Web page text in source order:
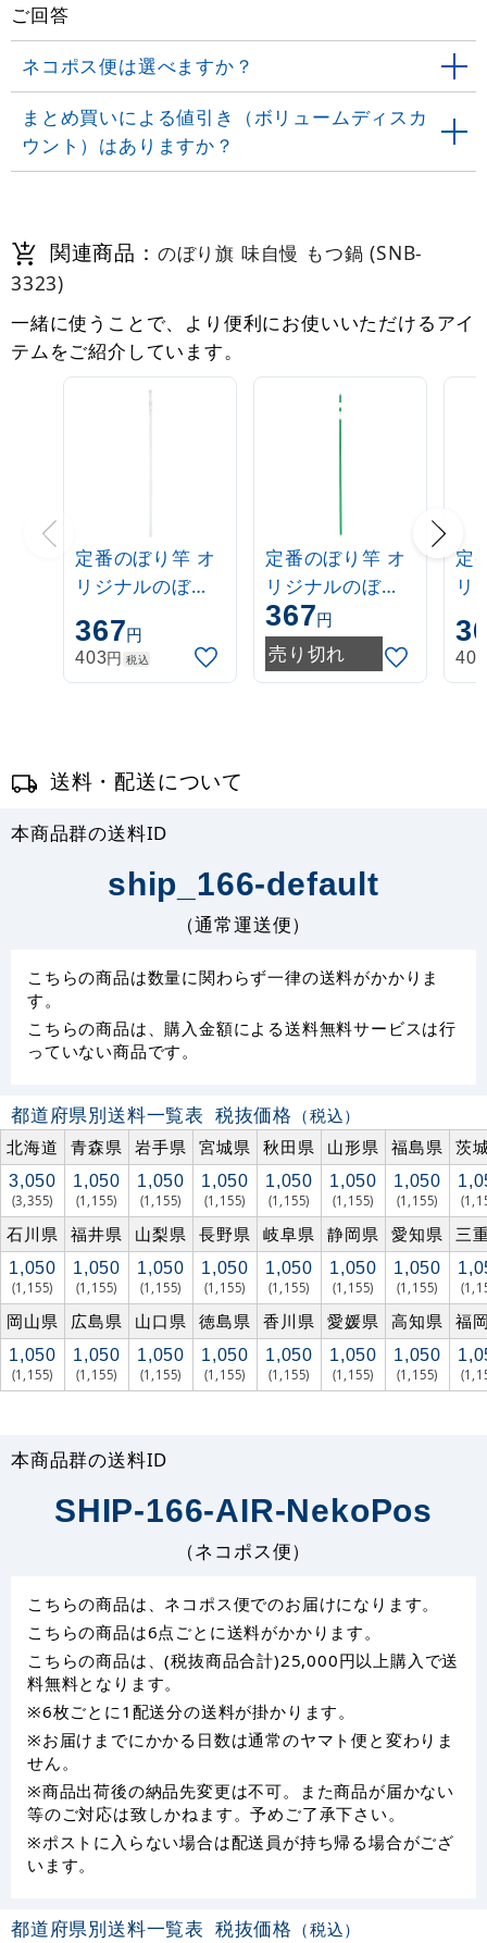
ご回答
ネコポス便は選べますか？
まとめ買いによる値引き（ボリュームディスカ
ウント）はありますか？
関連商品： のぼり旗 味自慢 もつ鍋 (SNB-
3323)
一緒に使うことで、より便利にお使いいただけるアイ
テムをご紹介しています。
定番のぼり竿 オ
リジナルのぼり
ポール 1.6～3m
伸縮式 白
(30537***)
367円
403円 税込
定番のぼり竿 オ
リジナルのぼり
ポール 1.6～3m
伸縮式 緑
(30537GRN)
367円
売り切れ
定
リ
ポ
伸
403
送料・配送について
本商品群の送料ID
ship_166-default
（通常運送便）
こちらの商品は数量に関わらず一律の送料がかかりま
す。
こちらの商品は、購入金額による送料無料サービスは行
っていない商品です。
都道府県別送料一覧表 税抜価格 （税込）
北海道
青森県 岩手県 宮城県 秋田県 山形県 福島県 茨
3,050
(3,355)
1,050
(1,155)
1,050
(1,155)
1,050
(1,155)
1,050
(1,155)
1,050
(1,155)
1,050
(1,155)
石川県 福井県 山梨県 長野県 岐阜県 静岡県 愛知県 三
1,050
(1,155)
1,050
(1,155)
1,050
(1,155)
1,050
(1,155)
1,050
(1,155)
1,050
(1,155)
1,050
(1,155)
岡山県 広島県 山口県 徳島県 香川県 愛媛県 高知県 福
1,050
(1,155)
1,050
(1,155)
1,050
(1,155)
1,050
(1,155)
1,050
(1,155)
1,050
(1,155)
1,050
(1,155)
本商品群の送料ID
SHIP-166-AIR-NekoPos
（ネコポス便）
こちらの商品は、ネコポス便でのお届けになります。
こちらの商品は6点ごとに送料がかかります。
こちらの商品は、(税抜商品合計)25,000円以上購入で送
料無料となります。
※6枚ごとに1配送分の送料が掛かります。
※お届けまでにかかる日数は通常のヤマト便と変わりま
せん。
※商品出荷後の納品先変更は不可。また商品が届かない
等のご対応は致しかねます。予めご了承下さい。
※ポストに入らない場合は配送員が持ち帰る場合がござ
います。
都道府県別送料一覧表 税抜価格 （税込）